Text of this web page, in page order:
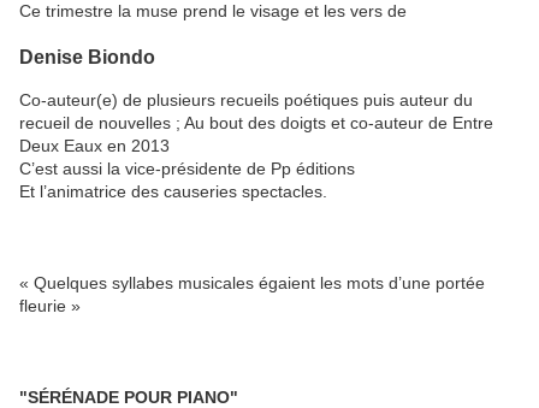
Ce trimestre la muse prend le visage et les vers de
Denise Biondo
Co-auteur(e) de plusieurs recueils poétiques puis auteur du
recueil de nouvelles ; Au bout des doigts et co-auteur de Entre
Deux Eaux en 2013
C’est aussi la vice-présidente de Pp éditions
Et l’animatrice des causeries spectacles.
« Quelques syllabes musicales égaient les mots d’une portée
fleurie »
"SÉRÉNADE POUR PIANO"